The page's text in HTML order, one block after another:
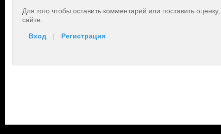
Для того чтобы оставить комментарий или поставить
сайте.
Вход | Регистрация